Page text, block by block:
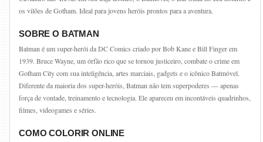
os vilões de Gotham. Ideal para jovens heróis prontos para a aventura.
SOBRE O BATMAN
Batman é um super-herói da DC Comics criado por Bob Kane e Bill Finger em
1939. Bruce Wayne, um órfão rico que se tornou justiceiro, combate o crime em
Gotham City com sua inteligência, artes marciais, gadgets e o icônico Batmóvel.
Diferente da maioria dos super-heróis, Batman não tem superpoderes — apenas
força de vontade, treinamento e tecnologia. Ele apareceu em incontáveis quadrinhos,
filmes, videogames e séries.
COMO COLORIR ONLINE